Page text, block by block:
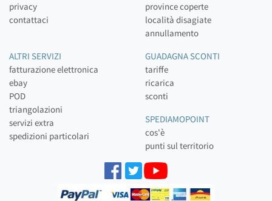
privacy
contattaci
province coperte
località disagiate
annullamento
ALTRI SERVIZI
fatturazione elettronica
ebay
POD
triangolazioni
servizi extra
spedizioni particolari
GUADAGNA SCONTI
tariffe
ricarica
sconti
SPEDIAMOPOINT
cos'è
punti sul territorio